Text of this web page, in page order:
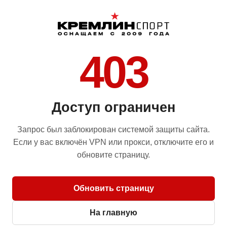
403
Доступ ограничен
Запрос был заблокирован системой защиты сайта.
Если у вас включён VPN или прокси, отключите его и
обновите страницу.
Обновить страницу
На главную